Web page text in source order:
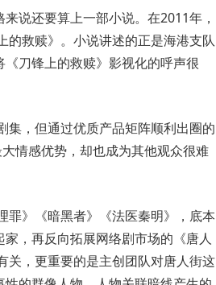
说还要算上一部小说。在2011年，
的救赎》。小说讲述的正是海港支队
刀锋上的救赎》影视化的呼声很
，但通过优质产品矩阵顺利出圈的
情感优势，却也成为其他观众很难
》《暗黑者》《法医秦明》，底本
，再反向拓展网络剧市场的《唐人
关，更重要的是主创团队对唐人街这